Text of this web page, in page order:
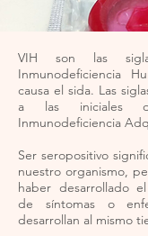
VIH son las
Inmunodeficiencia
causa el sida. Las
a las iniciales
Inmunodeficiencia
Ser seropositivo
nuestro organismo,
haber desarrollado
de síntomas o
desarrollan al mismo